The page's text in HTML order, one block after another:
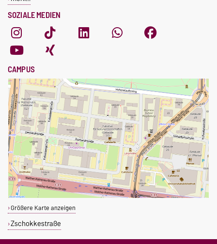
SOZIALE MEDIEN
CAMPUS
Größere Karte anzeigen
Zschokkestraße